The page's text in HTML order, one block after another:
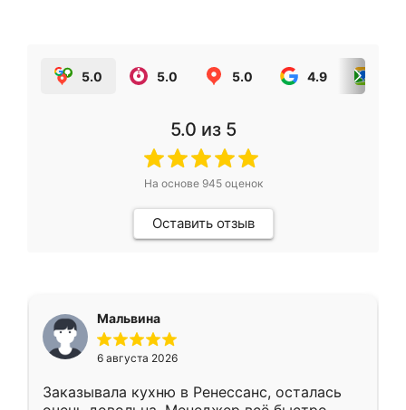
5.0 5.0 5.0 4.9
5.0 из 5
На основе 945оценок
Оставить отзыв
Мальвина
6 августа 2026
Заказывала кухню в Ренессанс, осталась